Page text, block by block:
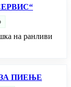
на ранливи
ПИЕЊЕ